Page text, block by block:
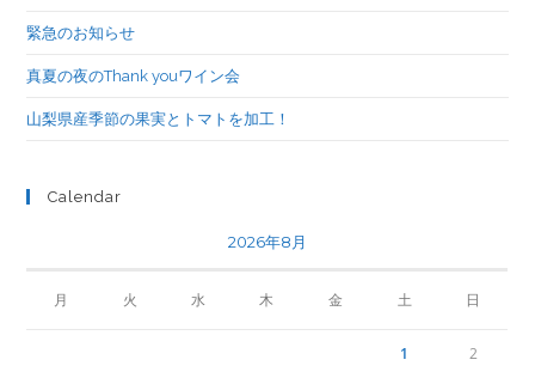
緊急のお知らせ
真夏の夜のThank youワイン会
山梨県産季節の果実とトマトを加工！
Calendar
2026年8月
月 火 水 木 金 土 日
1 2